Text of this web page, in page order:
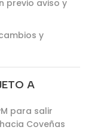
previo aviso y
y
A
para salir
Coveñas